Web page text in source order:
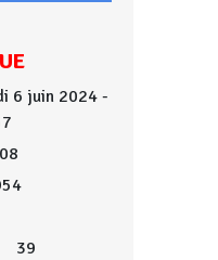
6 juin 2024 -
39